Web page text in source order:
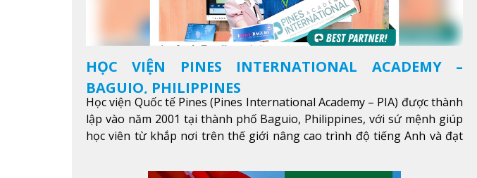
HỌC VIỆN PINES INTERNATIONAL ACADEMY –
BAGUIO, PHILIPPINES
Học viện Quốc tế Pines (Pines International Academy – PIA) được thành
lập vào năm 2001 tại thành phố Baguio, Philippines, với sứ mệnh giúp
học viên từ khắp nơi trên thế giới nâng cao trình độ tiếng Anh và đạt